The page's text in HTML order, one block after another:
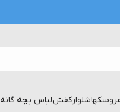
شلوارکفشلباس بچه گانه 2سال تا۱۷سال